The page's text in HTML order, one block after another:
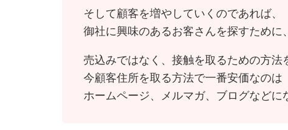
そして顧客を増やしていくのであれば、
御社に興味のあるお客さんを探すために、
売込みではなく、接触を取るための方法
今顧客住所を取る方法で一番安価なのは
ホームページ、メルマガ、ブログなどに